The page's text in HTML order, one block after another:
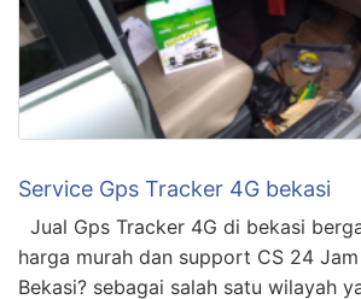
Service Gps Tracker 4G bekasi
Jual Gps Tracker 4G di bekasi
harga murah dan support CS 24
Bekasi? sebagai salah satu wilayah